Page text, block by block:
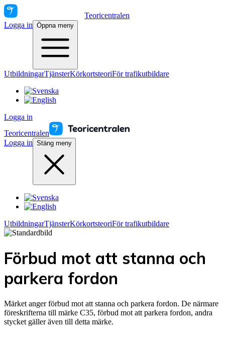
Teoricentralen
Logga in Öppna meny
UtbildningarTjänsterKörkortsteoriFör trafikutbildare
Logga in
Teoricentralen
Logga in Stäng meny
UtbildningarTjänsterKörkortsteoriFör trafikutbildare
Förbud mot att stanna och
parkera fordon
Märket anger förbud mot att stanna och parkera fordon. De närmare
föreskrifterna till märke C35, förbud mot att parkera fordon, andra
stycket gäller även till detta märke.